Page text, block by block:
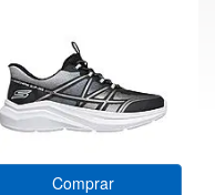
Comprar